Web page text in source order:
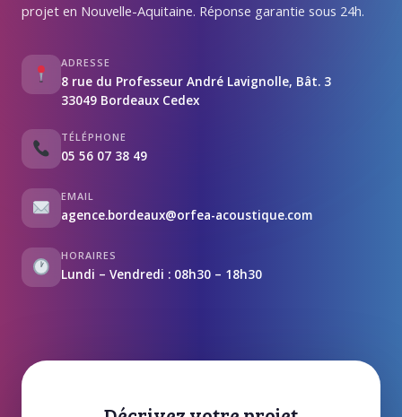
projet en Nouvelle-Aquitaine. Réponse garantie sous 24h.
ADRESSE
8 rue du Professeur André Lavignolle, Bât. 3
33049 Bordeaux Cedex
TÉLÉPHONE
05 56 07 38 49
EMAIL
agence.bordeaux@orfea-acoustique.com
HORAIRES
Lundi – Vendredi : 08h30 – 18h30